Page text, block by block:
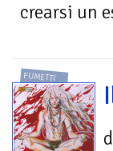
crearsi un
FUMETTI